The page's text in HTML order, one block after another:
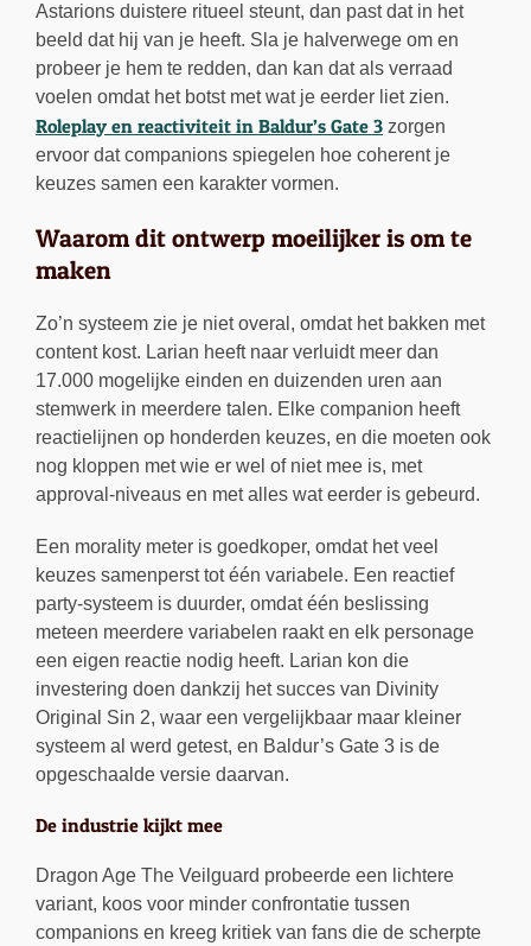
Astarions duistere ritueel steunt, dan past dat in het
beeld dat hij van je heeft. Sla je halverwege om en
probeer je hem te redden, dan kan dat als verraad
voelen omdat het botst met wat je eerder liet zien.
Roleplay en reactiviteit in Baldur’s Gate 3 zorgen
ervoor dat companions spiegelen hoe coherent je
keuzes samen een karakter vormen.
Waarom dit ontwerp moeilijker is om te
maken
Zo’n systeem zie je niet overal, omdat het bakken met
content kost. Larian heeft naar verluidt meer dan
17.000 mogelijke einden en duizenden uren aan
stemwerk in meerdere talen. Elke companion heeft
reactielijnen op honderden keuzes, en die moeten ook
nog kloppen met wie er wel of niet mee is, met
approval-niveaus en met alles wat eerder is gebeurd.
Een morality meter is goedkoper, omdat het veel
keuzes samenperst tot één variabele. Een reactief
party-systeem is duurder, omdat één beslissing
meteen meerdere variabelen raakt en elk personage
een eigen reactie nodig heeft. Larian kon die
investering doen dankzij het succes van Divinity
Original Sin 2, waar een vergelijkbaar maar kleiner
systeem al werd getest, en Baldur’s Gate 3 is de
opgeschaalde versie daarvan.
De industrie kijkt mee
Dragon Age The Veilguard probeerde een lichtere
variant, koos voor minder confrontatie tussen
companions en kreeg kritiek van fans die de scherpte